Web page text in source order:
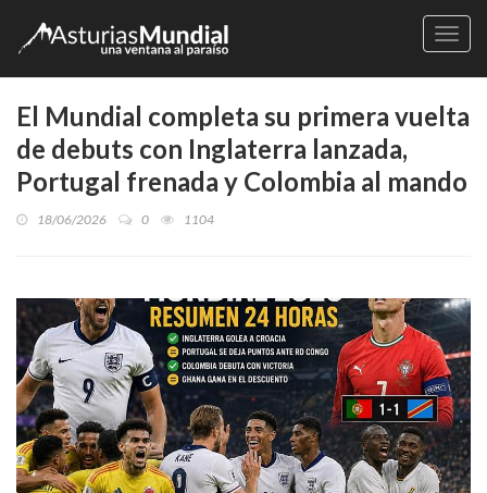
El Mundial completa su primera vuelta
de debuts con Inglaterra lanzada,
Portugal frenada y Colombia al mando
18/06/2026 0 1104